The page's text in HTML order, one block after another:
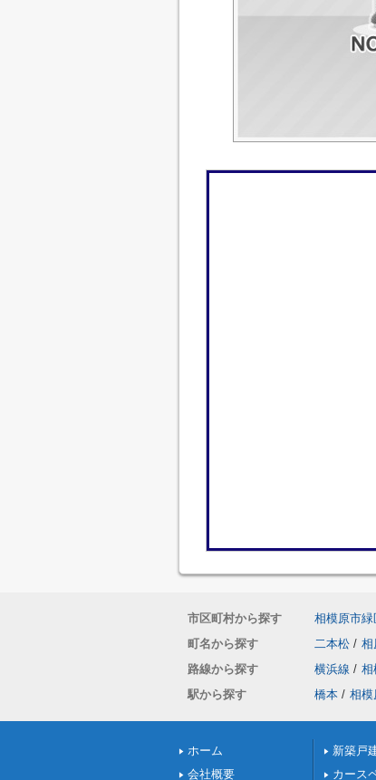
市区町村から探す 相模原市緑
町名から探す
二本松 / 相
路線から探す
横浜線 / 相
駅から探す
橋本 / 相模
ホーム
会社概要
新築戸
カース